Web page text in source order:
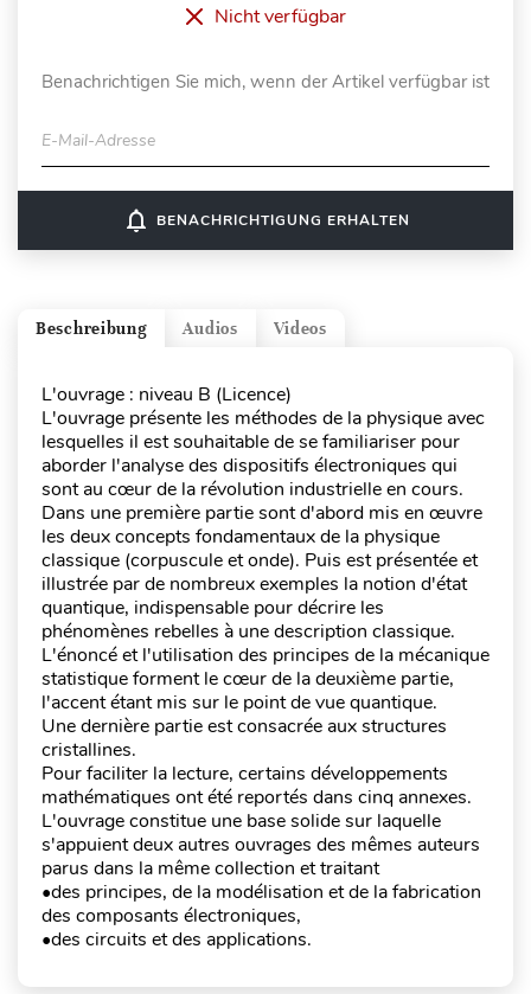
Nicht verfügbar
Benachrichtigen Sie mich, wenn der Artikel verfügbar ist
E-Mail-Adresse
notifications_none BENACHRICHTIGUNG ERHALTEN
Videos
Audios
Beschreibung
L'ouvrage : niveau B (Licence)
L'ouvrage présente les méthodes de la physique avec
lesquelles il est souhaitable de se familiariser pour
aborder l'analyse des dispositifs électroniques qui
sont au cœur de la révolution industrielle en cours.
Dans une première partie sont d'abord mis en œuvre
les deux concepts fondamentaux de la physique
classique (corpuscule et onde). Puis est présentée et
illustrée par de nombreux exemples la notion d'état
quantique, indispensable pour décrire les
phénomènes rebelles à une description classique.
L'énoncé et l'utilisation des principes de la mécanique
statistique forment le cœur de la deuxième partie,
l'accent étant mis sur le point de vue quantique.
Une dernière partie est consacrée aux structures
cristallines.
Pour faciliter la lecture, certains développements
mathématiques ont été reportés dans cinq annexes.
L'ouvrage constitue une base solide sur laquelle
s'appuient deux autres ouvrages des mêmes auteurs
parus dans la même collection et traitant
•des principes, de la modélisation et de la fabrication
des composants électroniques,
•des circuits et des applications.